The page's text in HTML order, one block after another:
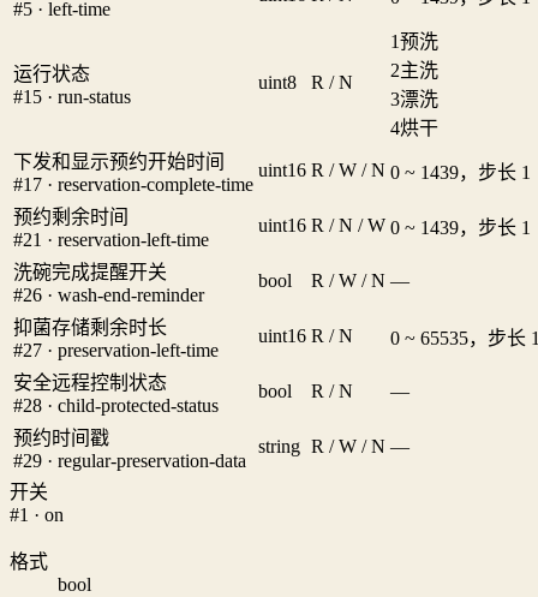
#5 · left-time
运行状态
#15 · run-status
uint8 R / N
1预洗
2主洗
3漂洗
4烘干
下发和显示预约开始时间
#17 · reservation-complete-time
uint16 R / W / N 0 ~ 1439，步长 1
预约剩余时间
#21 · reservation-left-time
uint16 R / N / W 0 ~ 1439，步长 1
洗碗完成提醒开关
#26 · wash-end-reminder
bool R / W / N —
抑菌存储剩余时长
#27 · preservation-left-time
uint16 R / N 0 ~ 65535，步长
安全远程控制状态
#28 · child-protected-status
bool R / N —
预约时间戳
#29 · regular-preservation-data
string R / W / N —
开关
#1 · on
格式
bool